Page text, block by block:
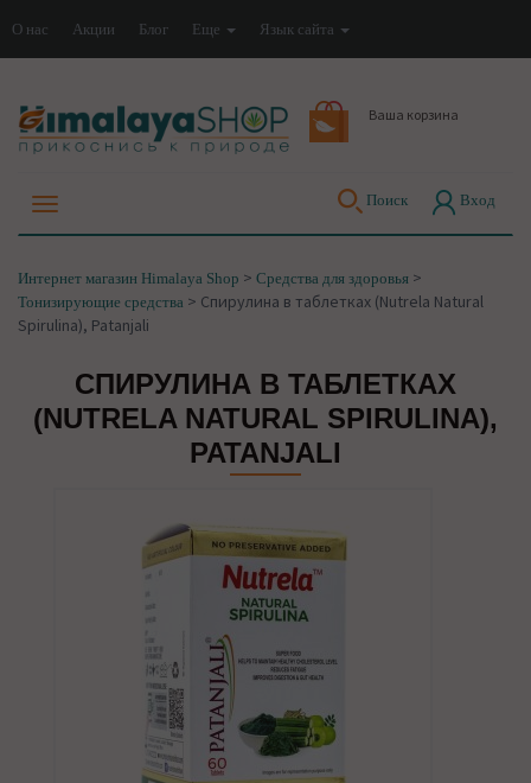
О нас Акции Блог Еще Язык сайта
Ваша корзина
Поиск Вход
Интернет магазин Himalaya Shop > Средства для здоровья >
Тонизирующие средства > Спирулина в таблетках (Nutrela Natural
Spirulina), Patanjali
СПИРУЛИНА В ТАБЛЕТКАХ
(NUTRELA NATURAL SPIRULINA),
PATANJALI